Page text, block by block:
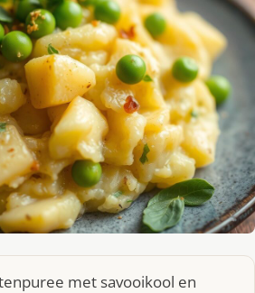
met savooikool en